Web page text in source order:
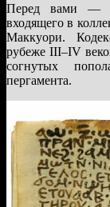
Перед вами —
входящего в
Маккуори.
рубеже III–IV
согнутых
пергамента.